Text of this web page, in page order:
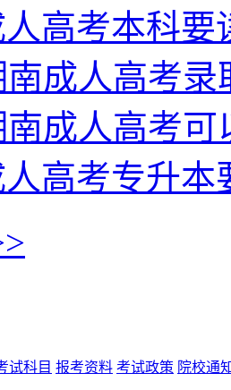
高考本科要
南成人高考
南成人高考
高考专升
试科目 报考资料 考试政策 院校通